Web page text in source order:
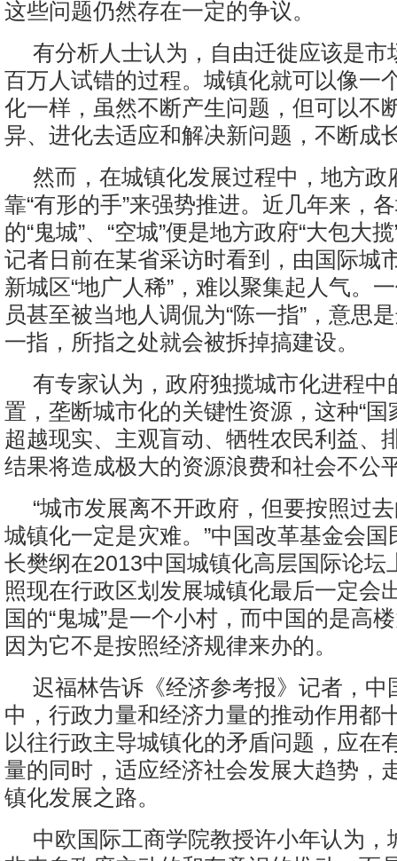
这些问题仍然存在一定的争议。
有分析人士认为，自由迁徙应该是市
百万人试错的过程。城镇化就可以像一
化一样，虽然不断产生问题，但可以不
异、进化去适应和解决新问题，不断成
然而，在城镇化发展过程中，地方政
靠“有形的手”来强势推进。近几年来，
的“鬼城”、“空城”便是地方政府“大包大
记者日前在某省采访时看到，由国际城
新城区“地广人稀”，难以聚集起人气。
员甚至被当地人调侃为“陈一指”，意思
一指，所指之处就会被拆掉搞建设。
有专家认为，政府独揽城市化进程中
置，垄断城市化的关键性资源，这种“国
超越现实、主观盲动、牺牲农民利益、
结果将造成极大的资源浪费和社会不公
“城市发展离不开政府，但要按照过
城镇化一定是灾难。”中国改革基金会
长樊纲在2013中国城镇化高层国际论坛
照现在行政区划发展城镇化最后一定会
国的“鬼城”是一个小村，而中国的是高
因为它不是按照经济规律来办的。
迟福林告诉《经济参考报》记者，中
中，行政力量和经济力量的推动作用都
以往行政主导城镇化的矛盾问题，应在
量的同时，适应经济社会发展大趋势，
镇化发展之路。
中欧国际工商学院教授许小年认为，